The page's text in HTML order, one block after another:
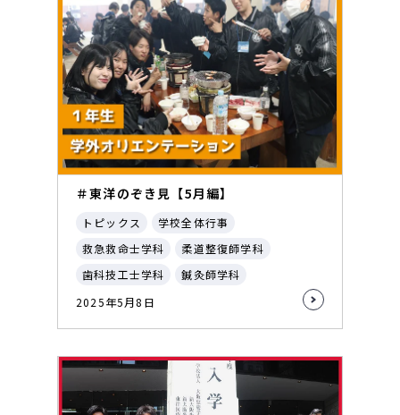
＃東洋のぞき見【5月編】
トピックス
学校全体行事
救急救命士学科
柔道整復師学科
歯科技工士学科
鍼灸師学科
2025年5月8日